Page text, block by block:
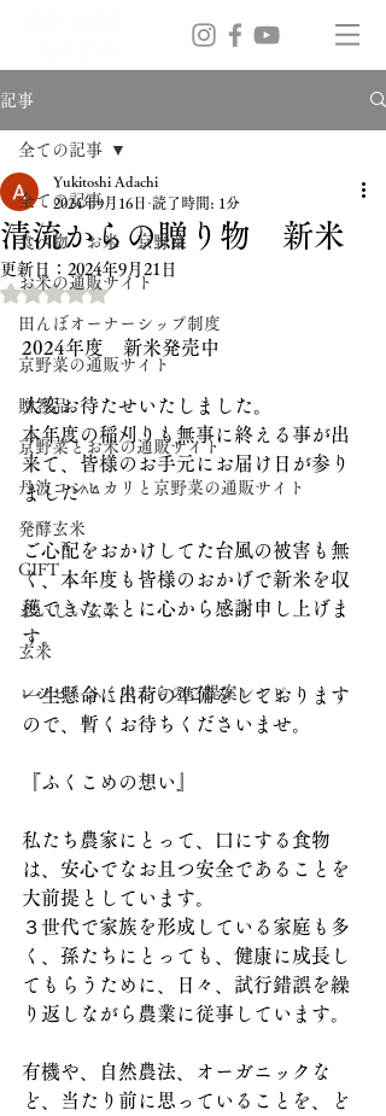
記事
全ての記事
食べ物 お米 京野菜
お米の通販サイト
田んぼオーナーシップ制度
京野菜の通販サイト
贈答品
京野菜とお米の通販サイト
丹波コシヒカリと京野菜の通販サイト
発酵玄米
GIFT
おいしい玄米
玄米
レシピ ふく米からのご提案レシピ
全ての記事
清流からの贈り物 新米
Yukitoshi Adachi
2024年9月16日 読了時間: 1分
更新日： 2024年9月21日
5つ星のうちNaNと評価されています。
2024年度　新米発売中
大変お待たせいたしました。
本年度の稲刈りも無事に終える事が出
来て、皆様のお手元にお届け日が参り
ました^⁠^⁠
ご心配をおかけしてた台風の被害も無
く、本年度も皆様のおかげで新米を収
穫できたことに心から感謝申し上げま
す。
一生懸命に出荷の準備をしております
ので、暫くお待ちくださいませ。
『ふくこめの想い』
私たち農家にとって、口にする食物
は、安心でなお且つ安全であることを
大前提としています。
３世代で家族を形成している家庭も多
く、孫たちにとっても、健康に成長し
てもらうために、日々、試行錯誤を繰
り返しながら農業に従事しています。
有機や、自然農法、オーガニックな
ど、当たり前に思っていることを、ど